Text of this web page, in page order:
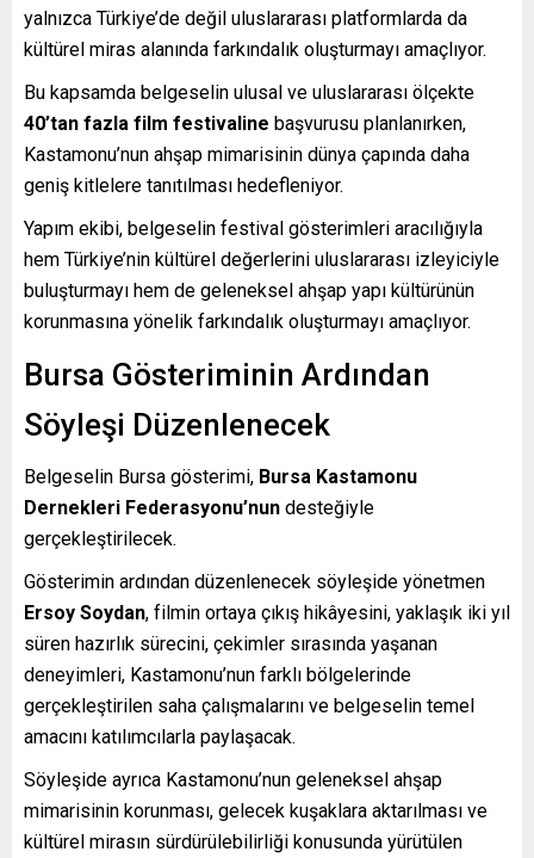
yalnızca Türkiye’de değil uluslararası platformlarda da
kültürel miras alanında farkındalık oluşturmayı amaçlıyor.
Bu kapsamda belgeselin ulusal ve uluslararası ölçekte
40’tan fazla film festivaline başvurusu planlanırken,
Kastamonu’nun ahşap mimarisinin dünya çapında daha
geniş kitlelere tanıtılması hedefleniyor.
Yapım ekibi, belgeselin festival gösterimleri aracılığıyla
hem Türkiye’nin kültürel değerlerini uluslararası izleyiciyle
buluşturmayı hem de geleneksel ahşap yapı kültürünün
korunmasına yönelik farkındalık oluşturmayı amaçlıyor.
Bursa Gösteriminin Ardından
Söyleşi Düzenlenecek
Belgeselin Bursa gösterimi, Bursa Kastamonu
Dernekleri Federasyonu’nun desteğiyle
gerçekleştirilecek.
Gösterimin ardından düzenlenecek söyleşide yönetmen
Ersoy Soydan, filmin ortaya çıkış hikâyesini, yaklaşık iki yıl
süren hazırlık sürecini, çekimler sırasında yaşanan
deneyimleri, Kastamonu’nun farklı bölgelerinde
gerçekleştirilen saha çalışmalarını ve belgeselin temel
amacını katılımcılarla paylaşacak.
Söyleşide ayrıca Kastamonu’nun geleneksel ahşap
mimarisinin korunması, gelecek kuşaklara aktarılması ve
kültürel mirasın sürdürülebilirliği konusunda yürütülen